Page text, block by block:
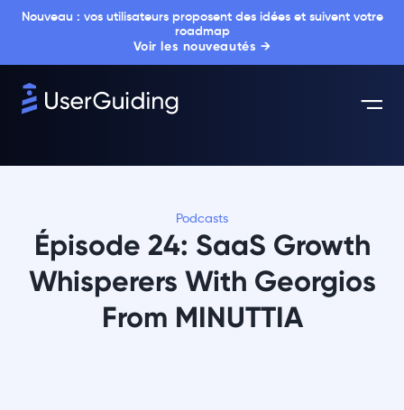
Nouveau : vos utilisateurs proposent des idées et suivent votre
roadmap
Voir les nouveautés →
Podcasts
Épisode 24: SaaS Growth
Whisperers With Georgios
From MINUTTIA